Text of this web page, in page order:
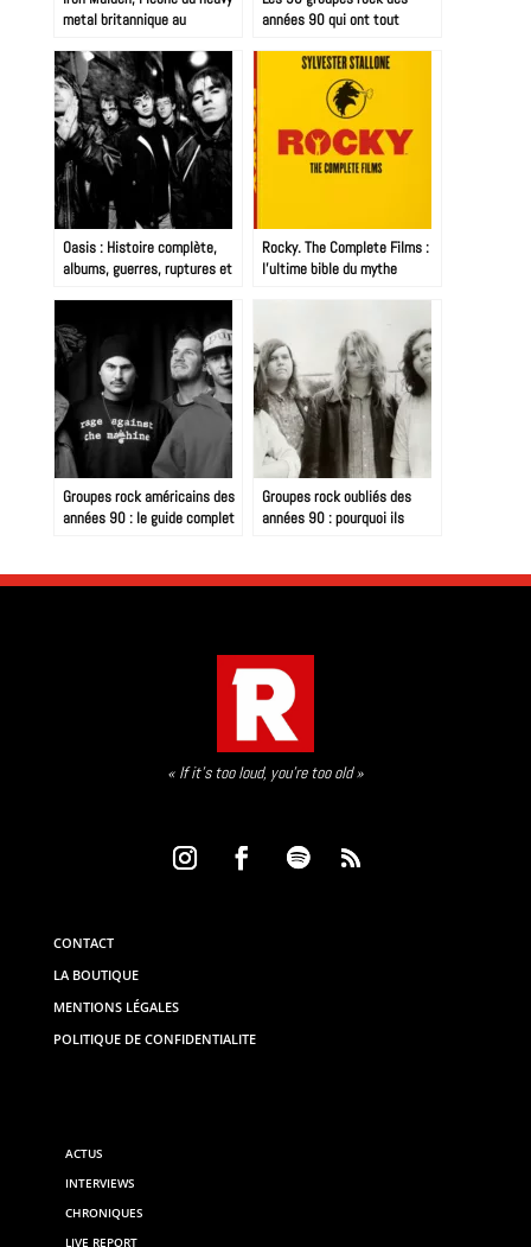
metal britannique au
années 90 qui ont tout
Oasis : Histoire complète,
albums, guerres, ruptures et
Rocky. The Complete Films :
l’ultime bible du mythe
Groupes rock américains des
années 90 : le guide complet
Groupes rock oubliés des
années 90 : pourquoi ils
« If it’s too loud, you’re too old »
CONTACT
LA BOUTIQUE
MENTIONS LÉGALES
POLITIQUE DE CONFIDENTIALITE
ACTUS
INTERVIEWS
CHRONIQUES
LIVE REPORT